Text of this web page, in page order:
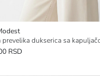
RSD